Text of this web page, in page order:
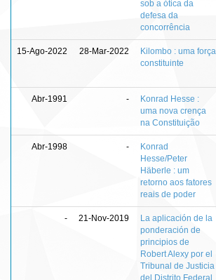
sob a ótica da
defesa da
concorrência
15-Ago-2022 28-Mar-2022
Kilombo : uma força
constituinte
Abr-1991 -
Konrad Hesse :
uma nova crença
na Constituição
Abr-1998 -
Konrad
Hesse/Peter
Häberle : um
retorno aos fatores
reais de poder
- 21-Nov-2019
La aplicación de la
ponderación de
principios de
Robert Alexy por el
Tribunal de Justicia
del Distrito Federal